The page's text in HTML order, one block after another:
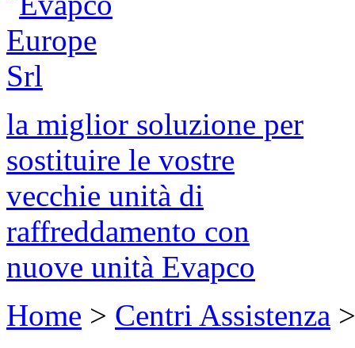
la miglior soluzione per
sostituire le vostre
vecchie unità di
raffreddamento con
nuove unità Evapco
Home > Centri Assistenza